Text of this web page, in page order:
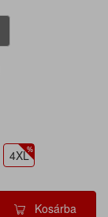
4XL
Kosárba